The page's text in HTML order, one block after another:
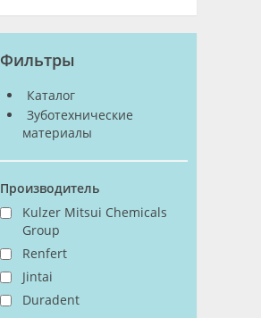
Фильтры
Каталог
Зуботехнические
материалы
Производитель
Kulzer Mitsui Chemicals
Group
Renfert
Jintai
Duradent